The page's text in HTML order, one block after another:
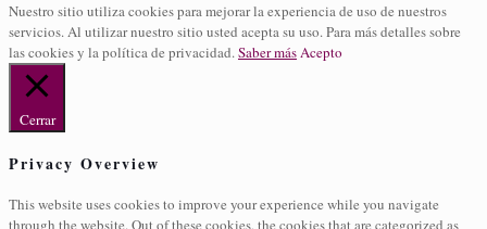
Nuestro sitio utiliza cookies para mejorar la experiencia de uso de nuestros
servicios. Al utilizar nuestro sitio usted acepta su uso. Para más detalles sobre
las cookies y la política de privacidad.Saber másAcepto
Cerrar
Privacy Overview
This website uses cookies to improve your experience while you navigate
through the website. Out of these cookies, the cookies that are categorized as